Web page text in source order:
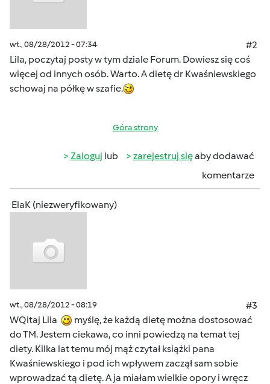
wt., 08/28/2012 - 07:34
#2
Lila, poczytaj posty w tym dziale Forum. Dowiesz się coś
więcej od innych osób. Warto. A dietę dr Kwaśniewskiego
schowaj na półkę w szafie.
Góra strony
Zaloguj lub zarejestruj sięaby dodawać
komentarze
ElaK (niezweryfikowany)
wt., 08/28/2012 - 08:19
#3
WQitaj Lila
myślę, że każdą dietę można dostosować
do TM. Jestem ciekawa, co inni powiedzą na temat tej
diety. Kilka lat temu mój mąż czytał książki pana
Kwaśniewskiego i pod ich wpływem zaczął sam sobie
wprowadzać tą dietę. A ja miałam wielkie opory i wręcz